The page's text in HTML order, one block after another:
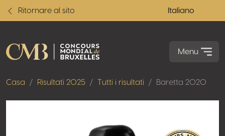
Ritornare al sito Italiano
Menu
Casa Risultati 2025 Tutti i risultati Baretta 2020